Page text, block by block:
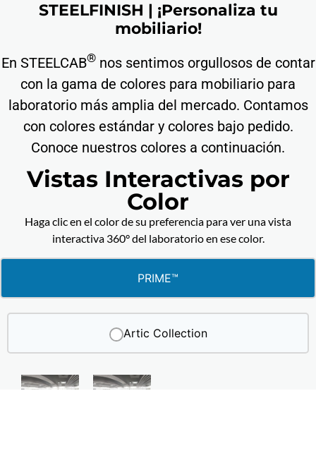
STEELFINISH | ¡Personaliza tu
mobiliario!
En STEELCAB®nos sentimos orgullosos de contar
con la gama de colores para mobiliario para
laboratorio más amplia del mercado. Contamos
con colores estándar y colores bajo pedido.
Conoce nuestros colores a continuación.
Vistas Interactivas por
Color
Haga clic en el color de su preferencia para ver una vista
interactiva 360° del laboratorio en ese color.
PRIME™
Artic Collection